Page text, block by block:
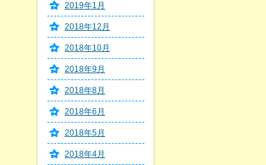
2019年1月
2018年12月
2018年10月
2018年9月
2018年8月
2018年6月
2018年5月
2018年4月